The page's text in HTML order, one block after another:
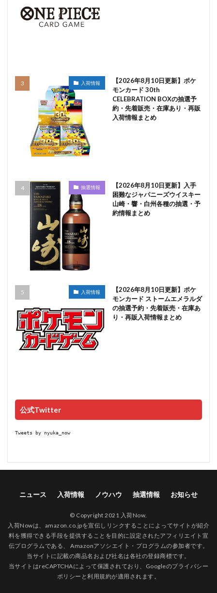
入荷情報
【2026年8月10日更新】ポケ
モンカード 30th
CELEBRATION BOXの抽選予
約・先着販売・在庫あり・再販
入荷情報まとめ
抽選情報
【2026年8月10日更新】入手
困難なジャパニーズウイスキー
山崎・響・白州各種の抽選・予
約情報まとめ
入荷情報
【2026年8月10日更新】ポケ
モンカード ストームエメラルダ
の抽選予約・先着販売・在庫あ
り・再販入荷情報まとめ
公式Twitter
Tweets by nyuka_now
ニュース 入荷情報 ノウハウ 抽選情報 お知らせ
© Copyright 2021 入荷Now.
入荷Nowは、amazon.co.jpを宣伝しリンクすることによってサイトが紹介
料を獲得できる手段を提供することを目的に設定されたアフィリエイト宣
伝プログラムである、 Amazonアソシエイト・プログラムの参加者です。
当サイトに記載の商品名および社名は各社の登録商標です。
当サイトはreCAPTCHAによって保護されており、Googleのプライバシー
ポリシー と利用規約が適用されます。